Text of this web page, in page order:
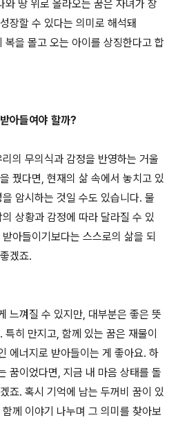
와 땅 위로 올라오는 꿈은 자녀가 장
장할 수 있다는 의미로 해석돼
복을 몰고 오는 아이를 상징한다고 합
아들여야 할까?
의 무의식과 감정을 반영하는 거울
꿨다면, 현재의 삶 속에서 놓치고 있
암시하는 것일 수도 있습니다. 물
상황과 감정에 따라 달라질 수 있
아들이기보다는 스스로의 삶을 되
겠죠.
느껴질 수 있지만, 대부분은 좋은 뜻
히 만지고, 함께 있는 꿈은 재물이
에너지로 받아들이는 게 좋아요. 하
꿈이었다면, 지금 내 마음 상태를 돌
죠. 혹시 기억에 남는 두꺼비 꿈이 있
께 이야기 나누며 그 의미를 찾아보